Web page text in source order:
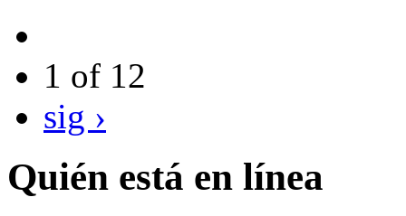
1 of 12
sig ›
Quién está en línea